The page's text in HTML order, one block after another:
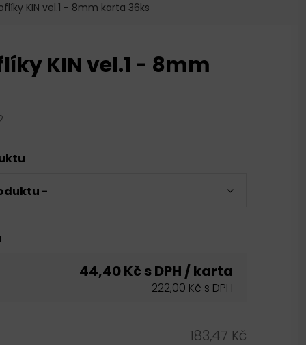
KIN vel.1 - 8mm karta 36ks
KIN vel.1 - 8mm
-
44,40 Kč s DPH / karta
222,00 Kč s DPH
183,47 Kč